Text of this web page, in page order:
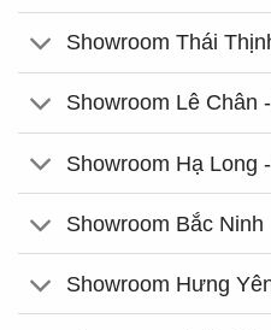
Showroom Thái
Showroom Lê Chân
Showroom Hạ Long
Showroom Bắc Ninh
Showroom Hưng